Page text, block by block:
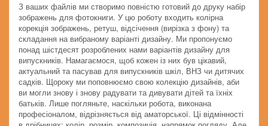
З ваших файлів ми створимо повністю готовий до друку набір
зображень для фотокниги. У цю роботу входить колірна
корекція зображень, ретуш, відсічення (вирізка з фону) та
складання на вибраному варіанті дизайну. Ми пропонуємо
понад шістдесят розроблених нами варіантів дизайну для
випускників. Намагаємося, щоб кожен із них був цікавий,
актуальний та пасував для випускників шкіл, ВНЗ чи дитячих
садків. Щороку ми поповнюємо свою колекцію дизайнів, аби
ви могли знову і знову радувати та дивувати дітей та їхніх
батьків. Лише погляньте, наскільки робота, виконана
професіоналом, відрізняється від аматорської. Ці відмінності